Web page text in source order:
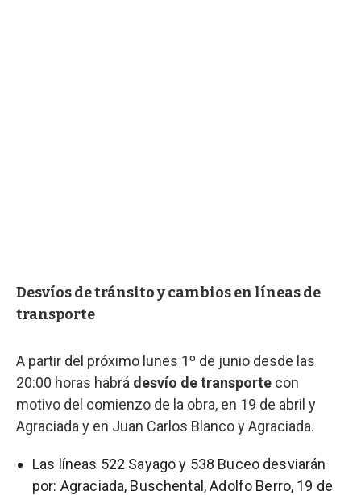
Desvíos de tránsito y cambios en líneas de
transporte
A partir del próximo lunes 1º de junio desde las
20:00 horas habrá desvío de transporte con
motivo del comienzo de la obra, en 19 de abril y
Agraciada y en Juan Carlos Blanco y Agraciada.
Las líneas 522 Sayago y 538 Buceo desviarán
por: Agraciada, Buschental, Adolfo Berro, 19 de